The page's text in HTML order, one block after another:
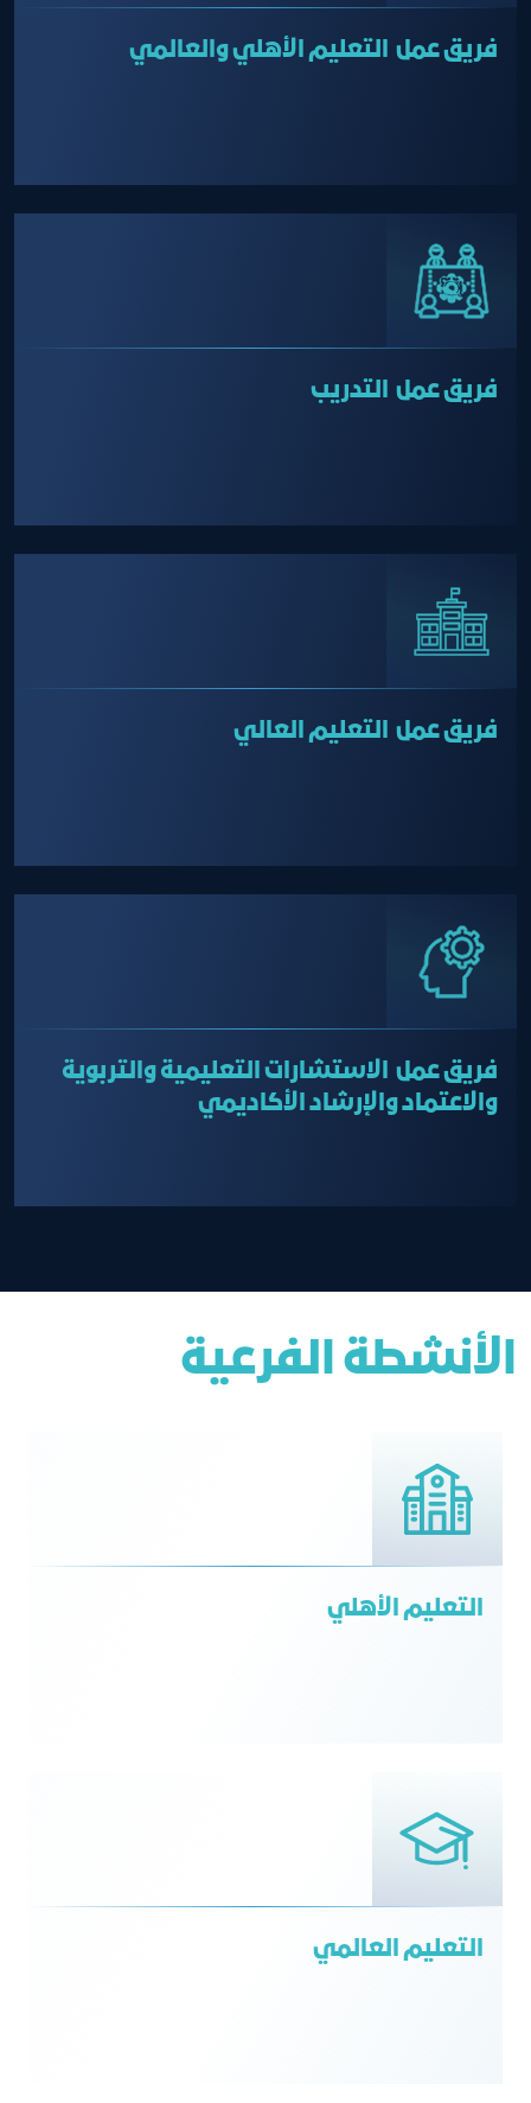
فريق عمل التعليم الأهلي والعالمي
فريق عمل التدريب
فريق عمل التعليم العالي
فريق عمل الاستشارات التعليمية والتربوية
والاعتماد والإرشاد الأكاديمي
الأنشطة الفرعية
التعليم الأهلي
التعليم العالمي